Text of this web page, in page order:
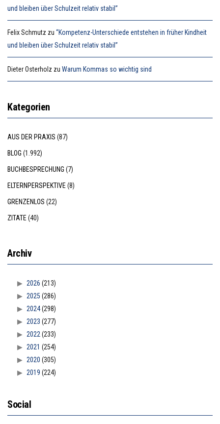
und bleiben über Schulzeit relativ stabil”
Felix Schmutz zu “Kompetenz-Unterschiede entstehen in früher Kindheit
und bleiben über Schulzeit relativ stabil”
Dieter Osterholz zu Warum Kommas so wichtig sind
Kategorien
AUS DER PRAXIS (87)
BLOG (1.992)
BUCHBESPRECHUNG (7)
ELTERNPERSPEKTIVE (8)
GRENZENLOS (22)
ZITATE (40)
Archiv
2026 (213)
2025 (286)
2024(298)
2023 (277)
2022 (233)
2021 (254)
2020 (305)
2019 (224)
Social